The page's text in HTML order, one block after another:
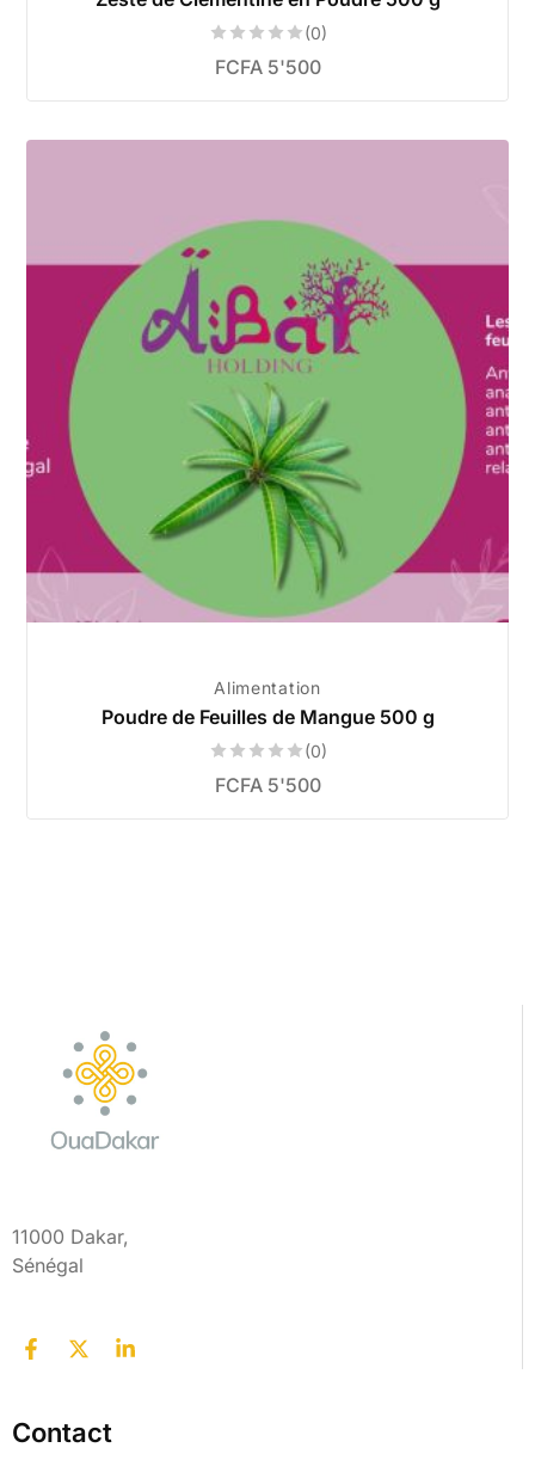
(0)
FCFA5'500
Alimentation
Poudre de Feuilles de Mangue 500 g
(0)
FCFA5'500
11000 Dakar,
Sénégal
Contact